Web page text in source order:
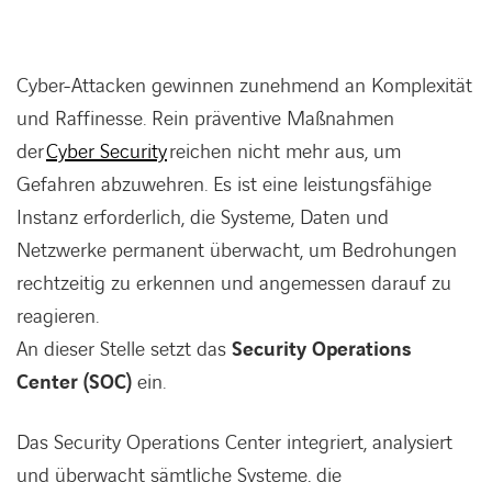
Cyber-Attacken gewinnen zunehmend an Komplexität
und Raffinesse. Rein präventive Maßnahmen
derCyber Securityreichen nicht mehr aus, um
Gefahren abzuwehren. Es ist eine leistungsfähige
Instanz erforderlich, die Systeme, Daten und
Netzwerke permanent überwacht, um Bedrohungen
rechtzeitig zu erkennen und angemessen darauf zu
reagieren.
An dieser Stelle setzt das Security Operations
Center (SOC) ein.
Das Security Operations Center integriert, analysiert
und überwacht sämtliche Systeme, die